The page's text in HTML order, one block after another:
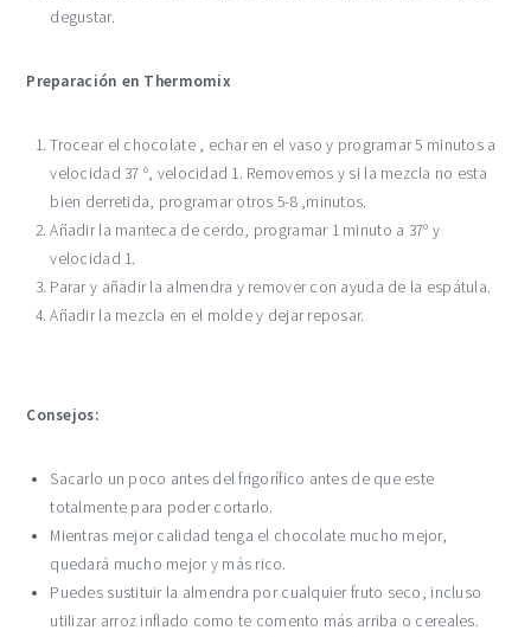
degustar.
Preparación en Thermomix
Trocear el chocolate , echar en el vaso y programar 5 minutos a
velocidad 37 º, velocidad 1. Removemos y si la mezcla no esta
bien derretida, programar otros 5-8 ,minutos.
Añadir la manteca de cerdo, programar 1 minuto a 37º y
velocidad 1.
Parar y añadir la almendra y remover con ayuda de la espátula.
Añadir la mezcla en el molde y dejar reposar.
Consejos:
Sacarlo un poco antes del frigorífico antes de que este
totalmente para poder cortarlo.
Mientras mejor calidad tenga el chocolate mucho mejor,
quedará mucho mejor y más rico.
Puedes sustituir la almendra por cualquier fruto seco, incluso
utilizar arroz inflado como te comento más arriba o cereales.